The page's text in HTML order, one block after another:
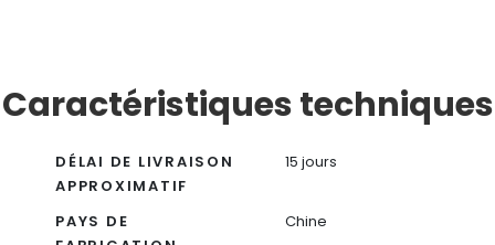
Caractéristiques techniques
DÉLAI DE LIVRAISON
APPROXIMATIF
15 jours
PAYS DE
Chine